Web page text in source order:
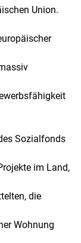
Union.
Sozialfonds
im Land,
die
Wohnung